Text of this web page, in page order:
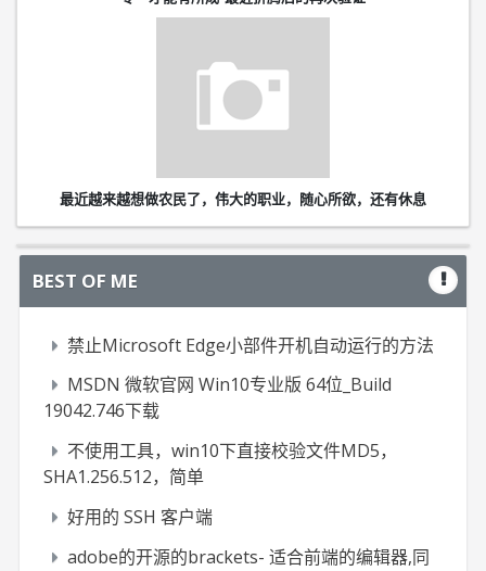
最近越来越想做农民了，伟大的职业，随心所欲，还有休息
BEST OF ME
禁止Microsoft Edge小部件开机自动运行的方法
MSDN 微软官网 Win10专业版 64位_Build
19042.746下载
不使用工具，win10下直接校验文件MD5，
SHA1.256.512，简单
好用的 SSH 客户端
adobe的开源的brackets- 适合前端的编辑器,同